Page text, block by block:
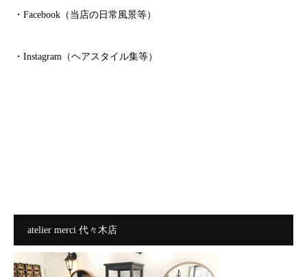
・Facebook（当店の日常風景等）
・Instagram（ヘアスタイル集等）
atelier merci 代々木店